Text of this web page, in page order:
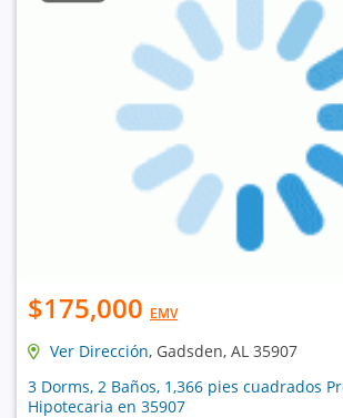
$175,000 EMV
Ver Dirección, Gadsden, AL 35907
3 Dorms, 2 Baños, 1,366 pies cuadrados
Hipotecaria en 35907